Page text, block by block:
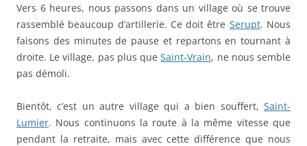
Vers 6 heures, nous passons dans un village où se trouve
rassemblé beaucoup d’artillerie. Ce doit être Serupt. Nous
faisons des minutes de pause et repartons en tournant à
droite. Le village, pas plus queSaint-Vrain, ne nous semble
pas démoli.
Bientôt, c’est un autre village qui a bien souffert, Saint-
Lumier. Nous continuons la route à la même vitesse que
pendant la retraite, mais avec cette différence que nous